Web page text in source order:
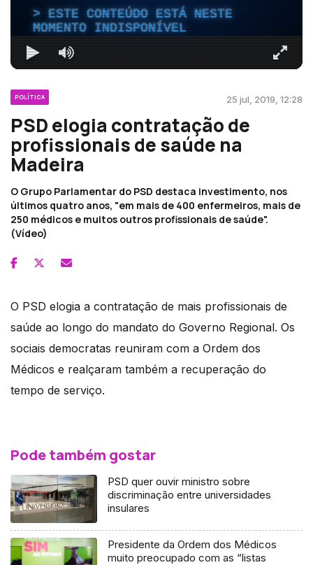
ESTE CONTEÚDO ESTÁ NESTE
MOMENTO INDISPONÍVEL
POLÍTICA 25 jul, 2019, 12:28
PSD elogia contratação de
profissionais de saúde na
Madeira
O Grupo Parlamentar do PSD destaca investimento, nos
últimos quatro anos, "em mais de 400 enfermeiros, mais de
250 médicos e muitos outros profissionais de saúde".
(Vídeo)
O PSD elogia a contratação de mais profissionais de
saúde ao longo do mandato do Governo Regional. Os
sociais democratas reuniram com a Ordem dos
Médicos e realçaram também a recuperação do
tempo de serviço.
Pode também gostar
PSD quer ouvir ministro sobre
discriminação entre universidades
insulares
Presidente da Ordem dos Médicos
muito preocupado com as “listas